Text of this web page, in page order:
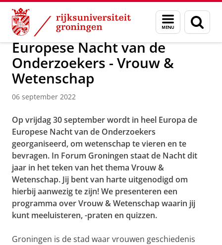
Skip
Content
Skip
Navigation
Menu
en
zoeken
Over ons Actueel Nieuws Nieuwsberichten
Europese Nacht van de
Onderzoekers - Vrouw &
Wetenschap
06 september 2022
Op vrijdag 30 september wordt in heel Europa de
Europese Nacht van de Onderzoekers
georganiseerd, om wetenschap te vieren en te
bevragen. In Forum Groningen staat de Nacht dit
jaar in het teken van het thema Vrouw &
Wetenschap. Jij bent van harte uitgenodigd om
hierbij aanwezig te zijn! We presenteren een
programma over Vrouw & Wetenschap waarin jij
kunt meeluisteren, -praten en quizzen.
Groningen is de stad waar vrouwen geschiedenis